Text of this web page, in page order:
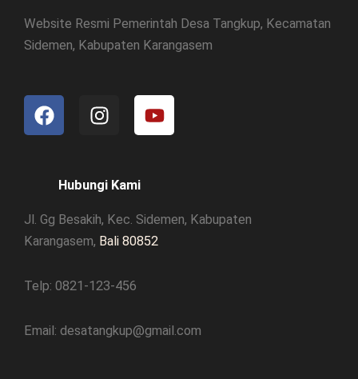
Website Resmi Pemerintah Desa Tangkup, Kecamatan
Sidemen, Kabupaten Karangasem
F
a
o
k
I
n
a
r
a
Y
o
e
Hubungi Kami
Jl. Gg Besakih, Kec. Sidemen, Kabupaten
Karangasem, Bali 80852
Telp: 0821-123-456
Email: desatangkup@gmail.com